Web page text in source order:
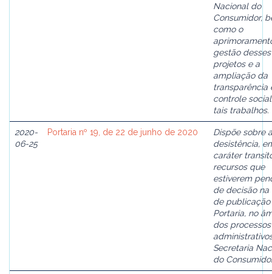
Nacional do
Consumidor,
como o
gestão desses
projetos e a
ampliação da
transparência
controle
tais trabalhos.
2020-
06-25
Portaria nº 19, de 22 de junho de 2020
Dispõe sobre a
desistência,
caráter
recursos que
estiverem
de decisão na
de
Portaria, no
dos processos
Secretaria
do